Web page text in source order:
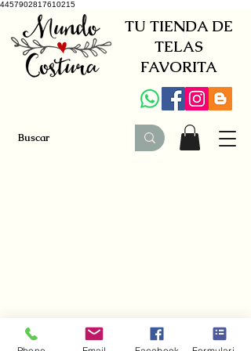
4457902817610215
TU TIENDA DE
TELAS
FAVORITA
+34 941579600 +34 650030142